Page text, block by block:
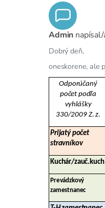
Admin
Dobrý deň,
oneskorene, ale
Odporúčaný
počet podľa
vyhlášky
330/2009 Z. z.
Prijatý počet
stravníkov
Kuchár/zauč.kuch
Prevádzkový
zamestnanec